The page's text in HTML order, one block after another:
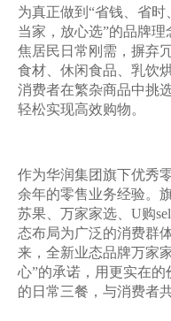
为真正做到 “省钱、省时
当家，放心选”的品牌
焦居民日常刚需，摒弃
食材、休闲食品、乳饮
消费者在繁杂商品中挑
轻松实现高效购物。
作为华润集团旗下优秀
余年的零售业务经验。
苏果、万家家选、U购
态布局为广泛的消费群
来，全新业态品牌万家
心”的承诺，用更实在
的日常三餐，与消费者